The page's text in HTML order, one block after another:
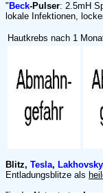
" Beck-Pulser: 2.5mH
lokale Infektionen,
Hautkrebs nach 1
Blitz, Tesla, Lakhovsky
Entladungsblitze als